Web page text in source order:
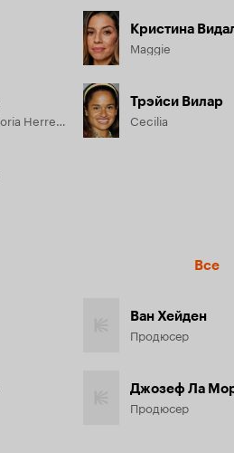
Angela (в титрах: Gloria Herrera)
Кристина
Maggie
Трэйси Вилар
Cecilia
Все
Ван Хейден
Продюсер
Джозеф Ла
Продюсер